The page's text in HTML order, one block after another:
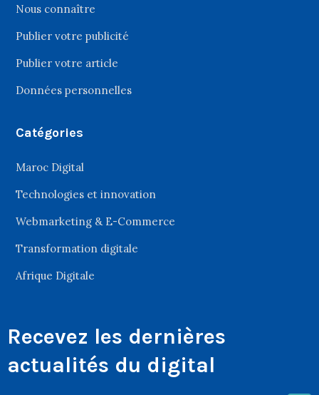
Nous connaître
Publier votre publicité
Publier votre article
Données personnelles
Catégories
Maroc Digital
Technologies et innovation
Webmarketing & E-Commerce
Transformation digitale
Afrique Digitale
Recevez les dernières
actualités du digital